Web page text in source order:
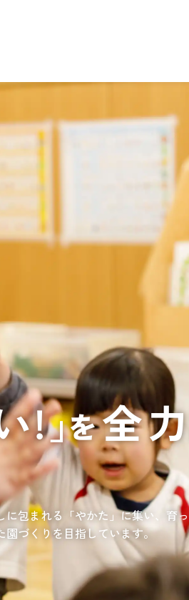
江南エ
複数
もらいたい
ハビリを受けたい
施
もらって
受けたい
通いや
学童を利用したい
ジョイフルドーム前こども園
法人沿革
ノーリフティングポリシー
サンサン研修センター
ボランティアに関する
笑顔が溢れている介護を目指して
介護関連事業所を運営する
高まる介護ニーズに幅広く対応
包まれる「やかた」に集い、育っ
づくりを目指しています。
が放課後安心して過ごせる環境を
面にも力を入れて行っている学